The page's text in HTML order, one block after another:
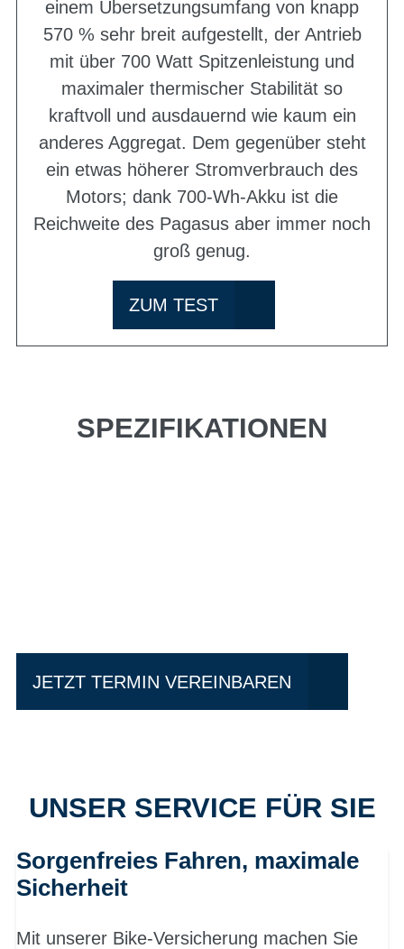
einem Übersetzungsumfang von knapp
570 % sehr breit aufgestellt, der Antrieb
mit über 700 Watt Spitzenleistung und
maximaler thermischer Stabilität so
kraftvoll und ausdauernd wie kaum ein
anderes Aggregat. Dem gegenüber steht
ein etwas höherer Stromverbrauch des
Motors; dank 700-Wh-Akku ist die
Reichweite des Pagasus aber immer noch
groß genug.
ZUM TEST
SPEZIFIKATIONEN
JETZT TERMIN VEREINBAREN
UNSER SERVICE FÜR SIE
Sorgenfreies Fahren, maximale
Sicherheit
Mit unserer Bike-Versicherung machen Sie